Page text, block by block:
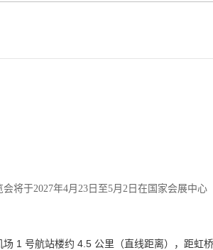
将于2027年4月23日至5月2日在国家会展中
1 号航站楼约 4.5 公里（直线距离），距